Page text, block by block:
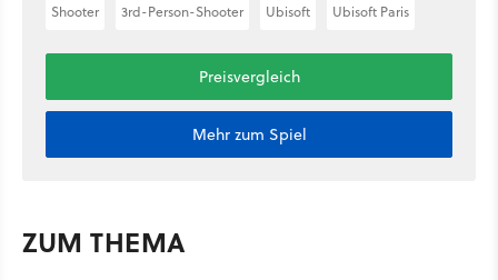
Shooter 3rd-Person-Shooter Ubisoft Ubisoft Paris
Preisvergleich
Mehr zum Spiel
ZUM THEMA